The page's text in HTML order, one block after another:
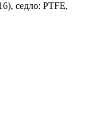
седло: PTFE,